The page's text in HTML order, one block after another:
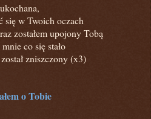
się w Twoich oczach
zostałem upojony Tobą
co się stało
zniszczony (x3)
o Tobie